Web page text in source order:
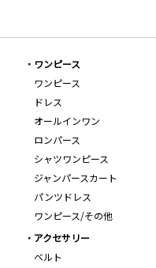
ワンピース
ワンピース
ドレス
オールインワン
ロンパース
シャツワンピース
ジャンパースカート
パンツドレス
ワンピース/その他
アクセサリー
ベルト